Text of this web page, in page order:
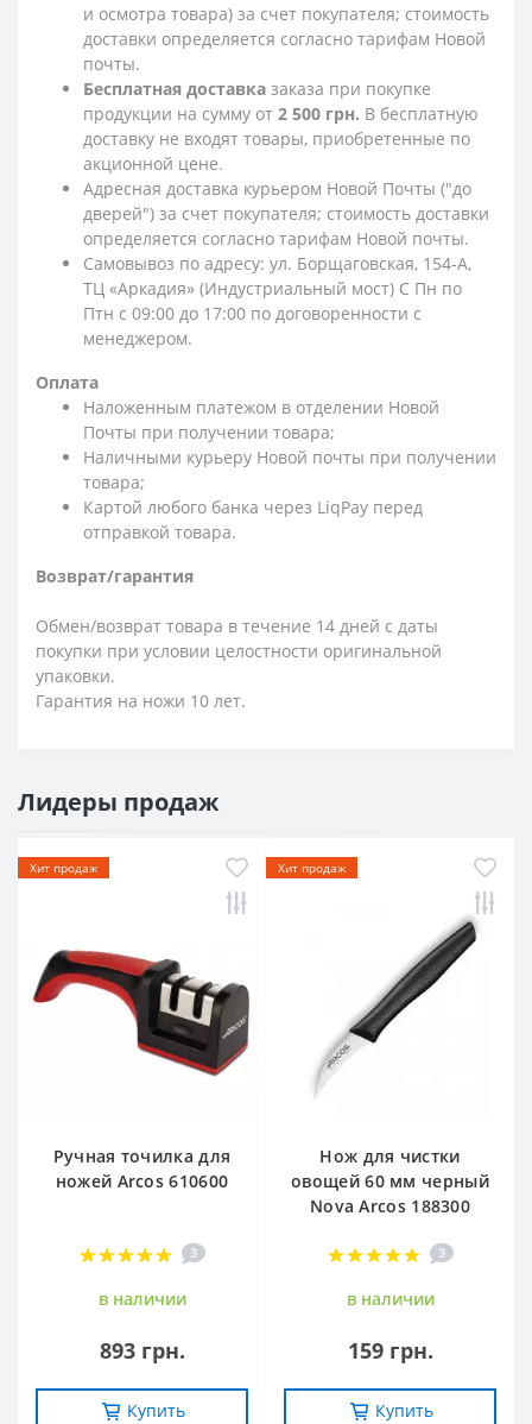
и осмотра товара) за счет покупателя; стоимость
доставки определяется согласно тарифам Новой
почты.
Бесплатная доставка заказа при покупке
продукции на сумму от 2 500 грн. В бесплатную
доставку не входят товары, приобретенные по
акционной цене.
Адресная доставка курьером Новой Почты ("до
дверей") за счет покупателя; стоимость доставки
определяется согласно тарифам Новой почты.
Самовывоз по адресу: ул. Борщаговская, 154-А,
ТЦ «Аркадия» (Индустриальный мост) С Пн по
Птн с 09:00 до 17:00 по договоренности с
менеджером.
Оплата
Наложенным платежом в отделении Новой
Почты при получении товара;
Наличными курьеру Новой почты при получении
товара;
Картой любого банка через LiqPay перед
отправкой товара.
Возврат/гарантия
Обмен/возврат товара в течение 14 дней с даты
покупки при условии целостности оригинальной
упаковки.
Гарантия на ножи 10 лет.
Лидеры продаж
Хит продаж
Ручная точилка для
ножей Arcos 610600
3
в наличии
893 грн.
Купить
Хит продаж
Нож для чистки
овощей 60 мм черный
Nova Arcos 188300
3
в наличии
159 грн.
Купить